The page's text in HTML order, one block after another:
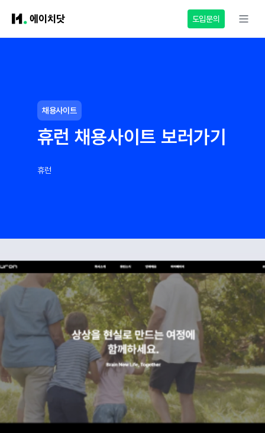
도입문의
채용사이트
휴런 채용사이트 보러가기
휴런